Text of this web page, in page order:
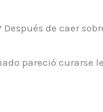
de caer
pareció curarse